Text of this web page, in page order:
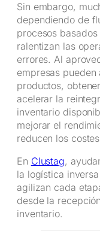
Sin embargo,
dependiendo de
procesos
ralentizan las
errores. Al
empresas
productos,
acelerar la
inventario
mejorar el
reducen los
En Clustag,
la logística
agilizan cada
desde la
inventario.